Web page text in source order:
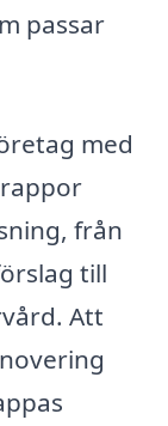
passar
med
från
till
Att